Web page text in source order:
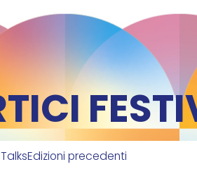
Edizioni precedenti